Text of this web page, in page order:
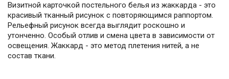
Визитной карточкой постельного белья из жаккарда - это
красивый тканный рисунок с повторяющимся раппортом.
Рельефный рисунок всегда выглядит роскошно и
утонченно. Особый отлив и смена цвета в зависимости от
освещения. Жаккард - это метод плетения нитей, а не
состав ткани.